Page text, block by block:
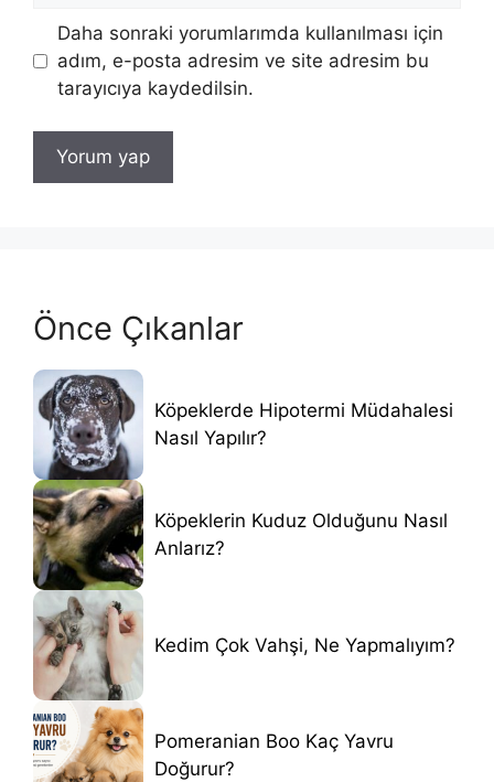
Daha sonraki yorumlarımda kullanılması için
adım, e-posta adresim ve site adresim bu
tarayıcıya kaydedilsin.
Önce Çıkanlar
Köpeklerde Hipotermi Müdahalesi
Nasıl Yapılır?
Köpeklerin Kuduz Olduğunu Nasıl
Anlarız?
Kedim Çok Vahşi, Ne Yapmalıyım?
Pomeranian Boo Kaç Yavru
Doğurur?